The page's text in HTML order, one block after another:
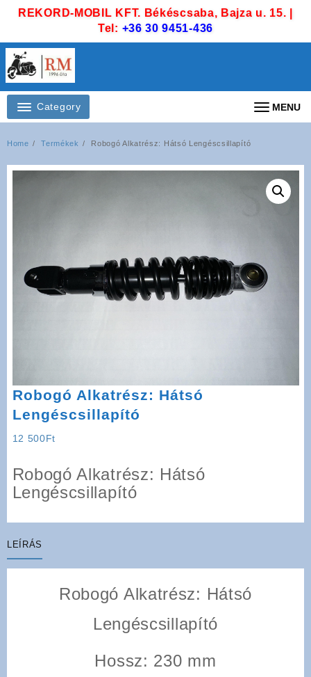
REKORD-MOBIL KFT. Békéscsaba, Bajza u. 15. |
Tel: +36 30 9451-436
Category MENU
Home Termékek Robogó Alkatrész: Hátsó Lengéscsillapító
Robogó Alkatrész: Hátsó
Lengéscsillapító
12 500Ft
Robogó Alkatrész: Hátsó
Lengéscsillapító
LEÍRÁS
Robogó Alkatrész: Hátsó
Lengéscsillapító
Hossz: 230 mm